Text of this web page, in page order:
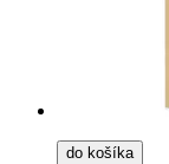
do košíka